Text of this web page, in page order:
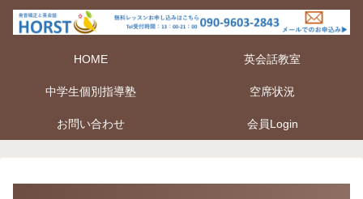
HOME 英会話教室
中学生個別指導塾 空席状況
お問い合わせ 会員Login